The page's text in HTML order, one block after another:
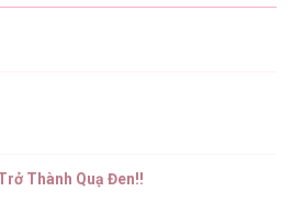
Đơn Sắc [...] – Chap 87
Thành Quạ Đen!!